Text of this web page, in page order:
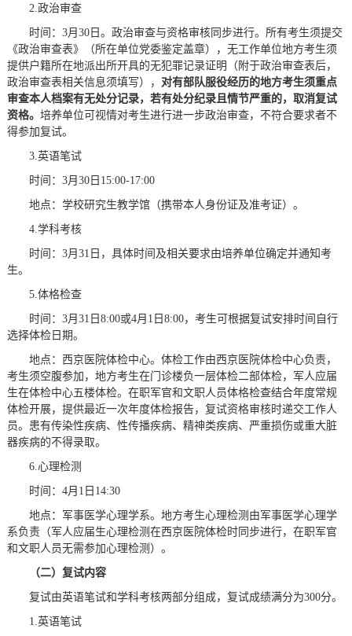
2.政治审查
时间：3月30日。政治审查与资格审核同步进行。所有考生须提交
《政治审查表》（所在单位党委鉴定盖章），无工作单位地方考生须
提供户籍所在地派出所开具的无犯罪记录证明（附于政治审查表后，
政治审查表相关信息须填写）， 对有部队服役经历的地方考生须重点
审查本人档案有无处分记录， 若有处分纪录且 情节严重的， 取消复试
资格。 培养单位可视情对考生进行进一步政治审查，不符合要求者不
得参加复试。
3.英语笔试
时间：3月30日15:00-17:00
地点：学校研究生教学馆（携带本人身份证及准考证）。
4.学科考核
时间：3月31日，具体时间及相关要求由培养单位确定并通知考
生。
5.体格检查
时间：3月31日8:00或4月1日8:00，考生可根据复试安排时间自行
选择体检日期。
地点：西京医院体检中心。体检工作由西京医院体检中心负责，
考生须空腹参加，地方考生在门诊楼负一层体检二部体检，军人应届
生在体检中心五楼体检。在职军官和文职人员体格检查结合年度常规
体检开展，提供最近一次年度体检报告，复试资格审核时递交工作人
员。患有传染性疾病、性传播疾病、精神类疾病、严重损伤或重大脏
器疾病的不得录取。
6.心理检测
时间：4月1日14:30
地点：军事医学心理学系。地方考生心理检测由军事医学心理学
系负责（军人应届生心理检测在西京医院体检时同步进行，在职军官
和文职人员无需参加心理检测）。
（二）复试内容
复试由英语笔试和学科考核两部分组成，复试成绩满分为300分。
1.英语笔试